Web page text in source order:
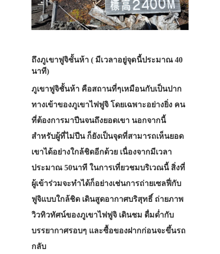
ถึงภูเขาฟูจิชั้นห้า ( มีเวลาอยู่จุดนี้ประมาณ 40
นาที)
ภูเขาฟูจิชั้นห้า คือสถานที่ๆเหมือนกับเป็นปาก
ทางเข้าของภูเขาไฟฟูจิ โดยเฉพาะอย่างยิ่ง คน
ที่ต้องการมาปีนจนถึงยอดเขา นอกจากนี้
สำหรับผู้ที่ไม่ปีน ก็ยังเป็นจุดที่สามารถเห็นยอด
เขาได้อย่างใกล้ชิดอีกด้วย เนื่องจากมีเวลา
ประมาณ 50นาที ในการเที่ยวชมบริเวณนี้ สิ่งที่
ผู้เข้าร่วมจะทำได้ก็อย่างเช่นการถ่ายเซลฟี่กับ
ฟูจิแบบใกล้ชิด เดินสูดอากาศบริสุทธิ์ ถ่ายภาพ
วิวทิวทัศน์ของภูเขาไฟฟูจิ เดินชม ดื่มด่ำกับ
บรรยากาศรอบๆ และซื้อของฝากก่อนจะขึ้นรถ
กลับ